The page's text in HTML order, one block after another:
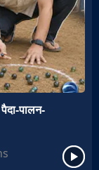
पालन-